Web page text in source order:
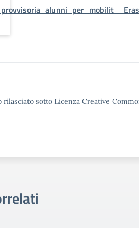
sotto Licenza Creative